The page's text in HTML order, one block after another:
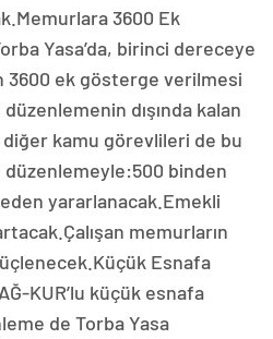
3600 Ek
Yasa’da, birinci dereceye
ek gösterge verilmesi
dışında kalan
kamu görevlileri de bu
düzenlemeyle:500 binden
yararlanacak.Emekli
memurların
Esnafa
KUR’lu küçük esnafa
de Torba Yasa